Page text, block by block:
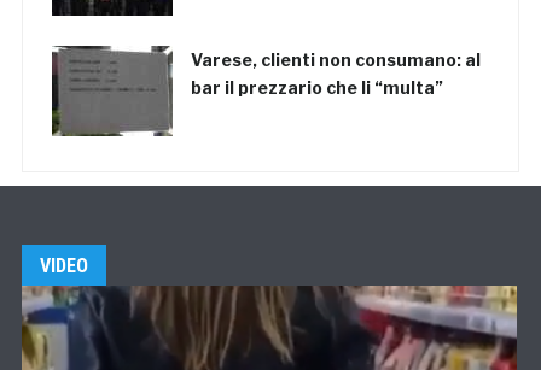
Varese, clienti non consumano: al
bar il prezzario che li “multa”
VIDEO